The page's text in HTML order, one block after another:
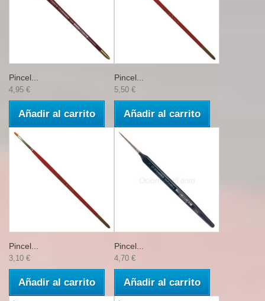
Pincel...
4,95 €
Añadir al carrito
Pincel...
5,50 €
Añadir al carrito
Pincel...
3,10 €
Añadir al carrito
Pincel...
4,70 €
Añadir al carrito